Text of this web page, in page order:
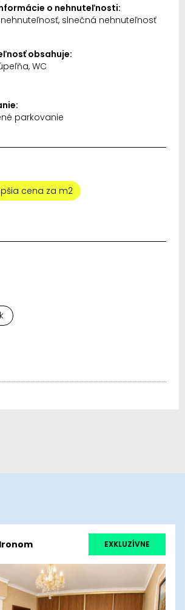
o nehnuteľnosti:
slnečná nehnuteľnosť
obsahuje:
WC
parkovanie
cena za m2
EXKLUZÍVNE